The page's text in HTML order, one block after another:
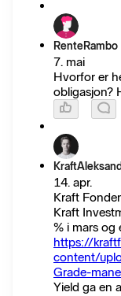
RenteRambo
7. mai
Hvorfor er
obligasjon?
14. apr.
Kraft
Kraft
% i mars og
https://
content/
Grade-
Yield ga en